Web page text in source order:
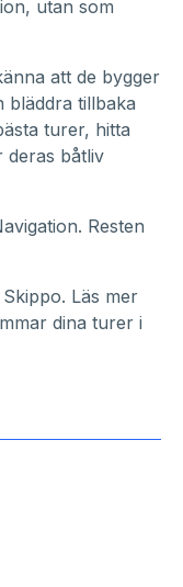
utan som
att de bygger
bläddra tillbaka
turer, hitta
deras båtliv
Resten
. Läs mer
dina turer i